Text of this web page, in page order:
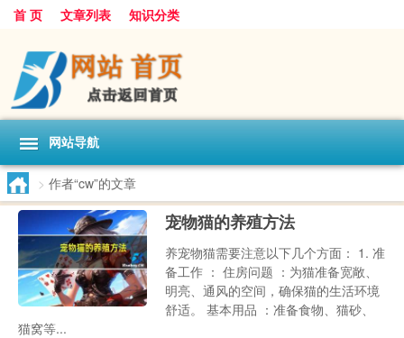
首 页 文章列表 知识分类
网站导航
> 作者“cw”的文章
宠物猫的养殖方法
养宠物猫需要注意以下几个方面： 1. 准
备工作 ： 住房问题 ：为猫准备宽敞、
明亮、通风的空间，确保猫的生活环境
舒适。 基本用品 ：准备食物、猫砂、
猫窝等...